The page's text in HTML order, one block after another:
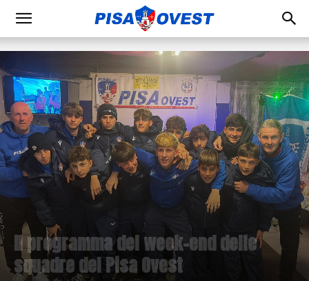
Il programma del week-end delle
squadre del Pisa Ovest